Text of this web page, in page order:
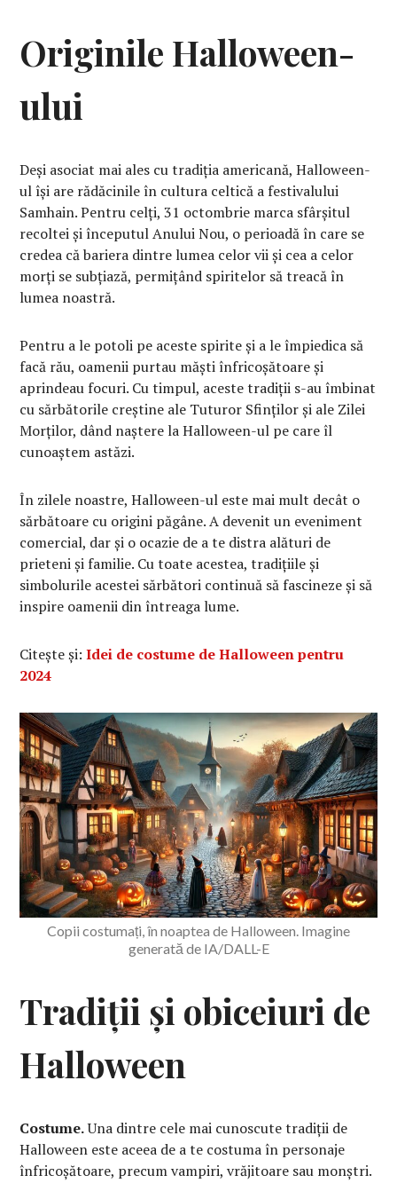
Originile Halloween-
ului
Deși asociat mai ales cu tradiția americană, Halloween-
ul își are rădăcinile în cultura celtică a festivalului
Samhain. Pentru celți, 31 octombrie marca sfârșitul
recoltei și începutul Anului Nou, o perioadă în care se
credea că bariera dintre lumea celor vii și cea a celor
morți se subțiază, permițând spiritelor să treacă în
lumea noastră.
Pentru a le potoli pe aceste spirite și a le împiedica să
facă rău, oamenii purtau măști înfricoșătoare și
aprindeau focuri. Cu timpul, aceste tradiții s-au îmbinat
cu sărbătorile creștine ale Tuturor Sfinților și ale Zilei
Morților, dând naștere la Halloween-ul pe care îl
cunoaștem astăzi.
În zilele noastre, Halloween-ul este mai mult decât o
sărbătoare cu origini păgâne. A devenit un eveniment
comercial, dar și o ocazie de a te distra alături de
prieteni și familie. Cu toate acestea, tradițiile și
simbolurile acestei sărbători continuă să fascineze și să
inspire oamenii din întreaga lume.
Citește și:Idei de costume de Halloween pentru
2024
Copii costumați, în noaptea de Halloween. Imagine
generată de IA/DALL-E
Tradiții și obiceiuri de
Halloween
Costume.Una dintre cele mai cunoscute tradiții de
Halloween este aceea de a te costuma în personaje
înfricoșătoare, precum vampiri, vrăjitoare sau monștri.